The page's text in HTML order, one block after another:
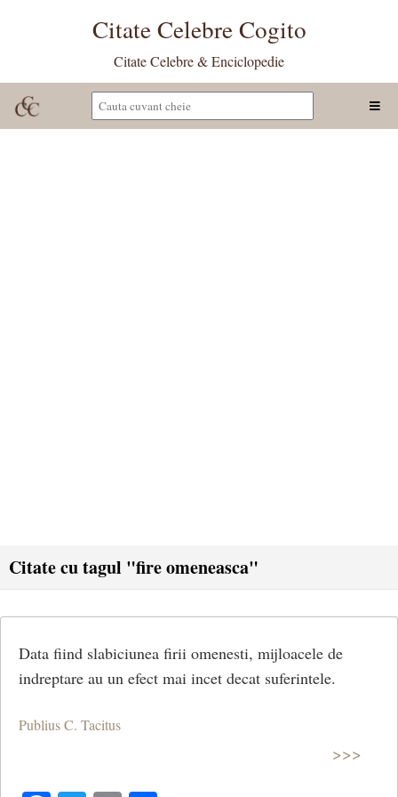
Citate Celebre Cogito
Citate Celebre & Enciclopedie
Citate cu tagul "fire omeneasca"
Data fiind slabiciunea firii omenesti, mijloacele de
indreptare au un efect mai incet decat suferintele.
Publius C. Tacitus
>>>